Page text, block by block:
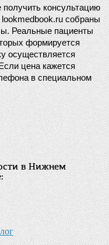
консультацию
собраны
Реальные пациенты
формируется
осуществляется
цена кажется
в специальном
в Нижнем